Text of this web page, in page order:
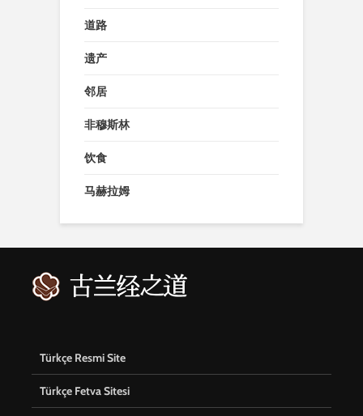
道路
遗产
邻居
非穆斯林
饮食
马赫拉姆
Türkçe Resmi Site
Türkçe Fetva Sitesi